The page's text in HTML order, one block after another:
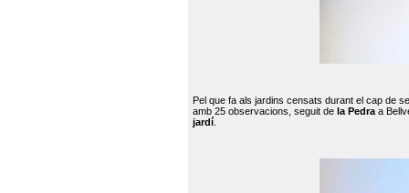
Pel que fa als jardins censats durant el cap de
amb 25 observacions, seguit de la Pedra a
jardí